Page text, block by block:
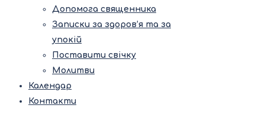
Допомога священника
Записки за здоров’я та за
упокій
Поставити свічку
Молитви
Календар
Контакти